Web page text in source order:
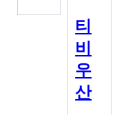
티
비
우
산